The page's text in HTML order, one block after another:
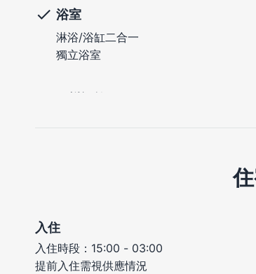
浴室
淋浴/浴缸二合一
獨立浴室
入住
入住時段：15:00 - 03:00
提前入住需視供應情況